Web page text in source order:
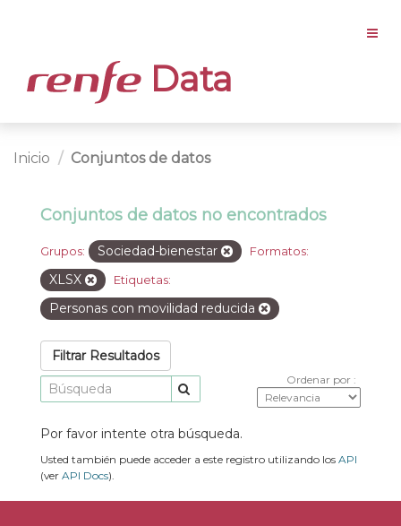
Data
Inicio Conjuntos de datos
Conjuntos de datos no encontrados
Grupos: Sociedad-bienestar Formatos:
XLSX Etiquetas:
Personas con movilidad reducida
Filtrar Resultados
Ordenar por
Por favor intente otra búsqueda.
Usted también puede acceder a este registro utilizando los API
(ver API Docs).